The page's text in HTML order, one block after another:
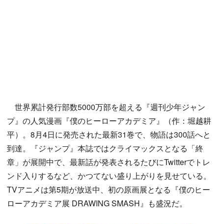
世界累計発行部数5000万部を超える『週刊少年ジャン
プ』の人気漫画『僕のヒーローアカデミア』（作：堀越耕
平）。8月4日に発売された最新31巻で、物語は300話へと
到達。『ジャンプ』本誌ではクライマックスとなる「終
章」が展開中で、最新話が発表されるたびにTwitterでトレ
ンド入りするなど、かつてない盛り上がりを見せている。
TVアニメは第5期が放送中、初の原画展となる『僕のヒー
ローアカデミア展 DRAWING SMASH』も盛況だ。